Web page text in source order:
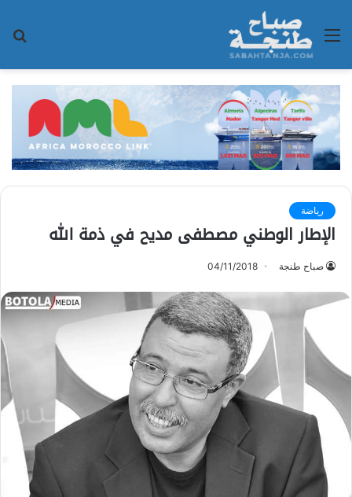
القائمة
رياضة
الإطار الوطني مصطفى مديح في ذمة الله
صباح طنجة 04/11/2018